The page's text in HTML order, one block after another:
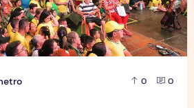
0 0